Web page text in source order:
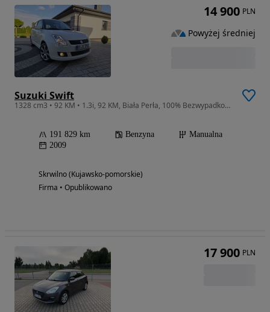
Suzuki Swift
1328 cm3 • 92 KM • 1.3i, 92 KM, Biała Perła, 100% Bezwypadkowy, Nawigacja, Alufelgi R16
191 829 km Benzyna
Manualna
2009
Skrwilno (Kujawsko-pomorskie)
Firma • Opublikowano
14 900 PLN
Powyżej średniej
17 900 PLN